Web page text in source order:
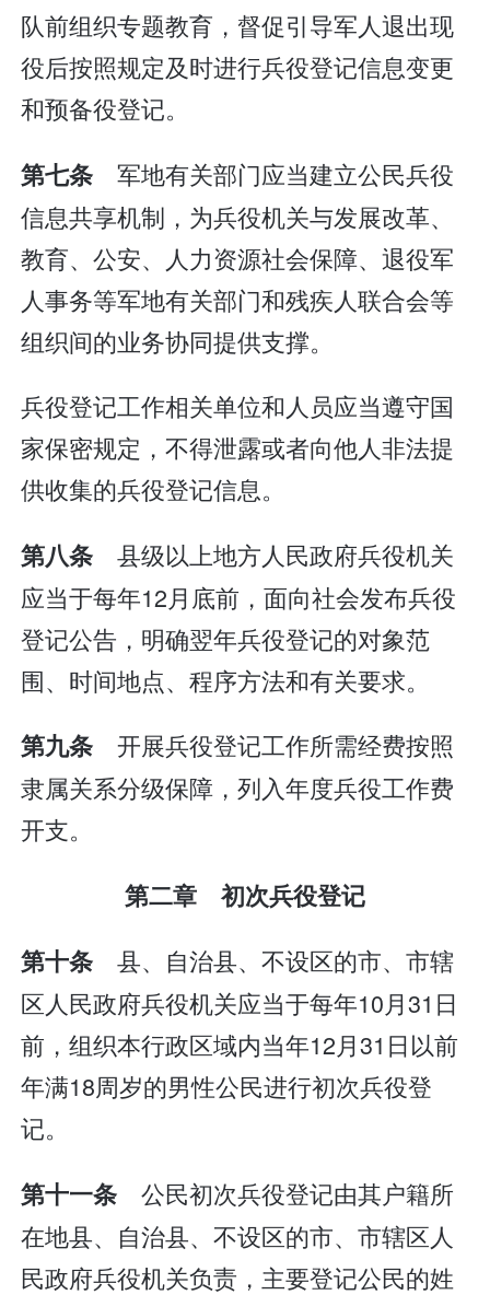
队前组织专题教育，督促引导军人退出现
役后按照规定及时进行兵役登记信息变更
和预备役登记。
第七条军地有关部门应当建立公民兵役
信息共享机制，为兵役机关与发展改革、
教育、公安、人力资源社会保障、退役军
人事务等军地有关部门和残疾人联合会等
组织间的业务协同提供支撑。
兵役登记工作相关单位和人员应当遵守国
家保密规定，不得泄露或者向他人非法提
供收集的兵役登记信息。
第八条县级以上地方人民政府兵役机关
应当于每年12月底前，面向社会发布兵役
登记公告，明确翌年兵役登记的对象范
围、时间地点、程序方法和有关要求。
第九条开展兵役登记工作所需经费按照
隶属关系分级保障，列入年度兵役工作费
开支。
第二章 初次兵役登记
第十条县、自治县、不设区的市、市辖
区人民政府兵役机关应当于每年10月31日
前，组织本行政区域内当年12月31日以前
年满18周岁的男性公民进行初次兵役登
记。
第十一条公民初次兵役登记由其户籍所
在地县、自治县、不设区的市、市辖区人
民政府兵役机关负责，主要登记公民的姓